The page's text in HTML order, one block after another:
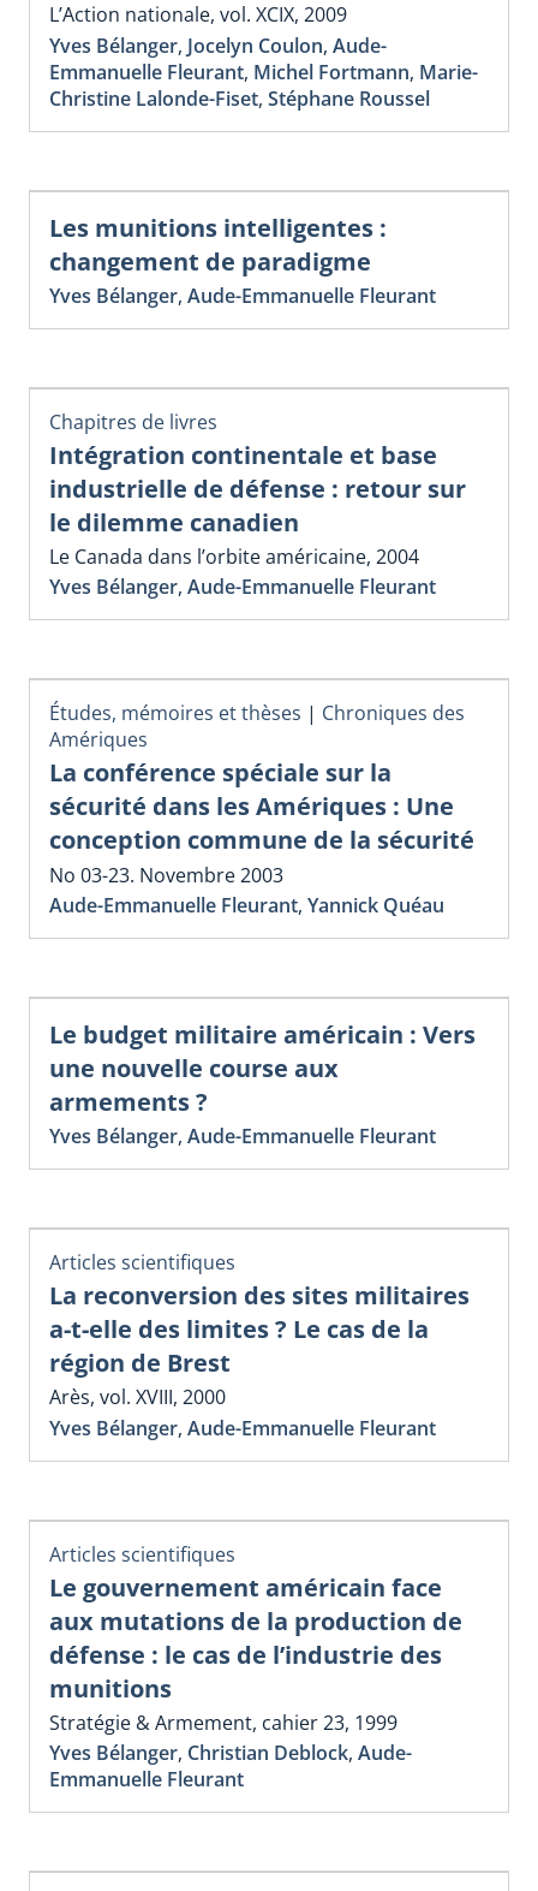
L’Action nationale, vol. XCIX, 2009
Yves Bélanger, Jocelyn Coulon, Aude-
Emmanuelle Fleurant, Michel Fortmann, Marie-
Christine Lalonde-Fiset, Stéphane Roussel
Les munitions intelligentes :
changement de paradigme
Yves Bélanger, Aude-Emmanuelle Fleurant
Chapitres de livres
Intégration continentale et base
industrielle de défense : retour sur
le dilemme canadien
Le Canada dans l’orbite américaine, 2004
Yves Bélanger, Aude-Emmanuelle Fleurant
Études, mémoires et thèses | Chroniques des
Amériques
La conférence spéciale sur la
sécurité dans les Amériques : Une
conception commune de la sécurité
No 03-23. Novembre 2003
Aude-Emmanuelle Fleurant, Yannick Quéau
Le budget militaire américain : Vers
une nouvelle course aux
armements ?
Yves Bélanger, Aude-Emmanuelle Fleurant
Articles scientifiques
La reconversion des sites militaires
a-t-elle des limites ? Le cas de la
région de Brest
Arès, vol. XVIII, 2000
Yves Bélanger, Aude-Emmanuelle Fleurant
Articles scientifiques
Le gouvernement américain face
aux mutations de la production de
défense : le cas de l’industrie des
munitions
Stratégie & Armement, cahier 23, 1999
Yves Bélanger, Christian Deblock, Aude-
Emmanuelle Fleurant